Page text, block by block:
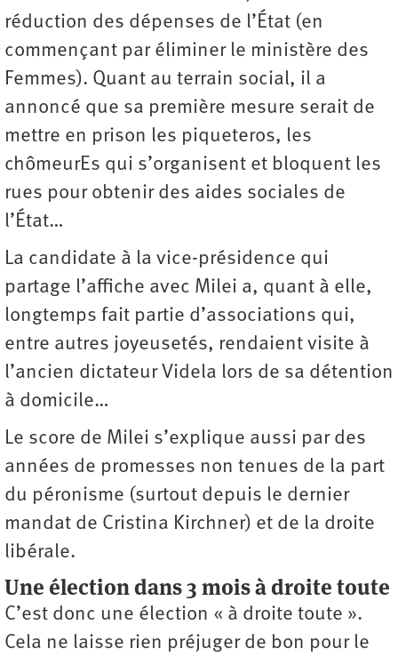
réduction des dépenses de l’État (en
commençant par éliminer le ministère des
Femmes). Quant au terrain social, il a
annoncé que sa première mesure serait de
mettre en prison les piqueteros, les
chômeurEs qui s’organisent et bloquent les
rues pour obtenir des aides sociales de
l’État…
La candidate à la vice-présidence qui
partage l’affiche avec Milei a, quant à elle,
longtemps fait partie d’associations qui,
entre autres joyeusetés, rendaient visite à
l’ancien dictateur Videla lors de sa détention
à domicile…
Le score de Milei s’explique aussi par des
années de promesses non tenues de la part
du péronisme (surtout depuis le dernier
mandat de Cristina Kirchner) et de la droite
libérale.
Une élection dans 3 mois à droite toute
C’est donc une élection « à droite toute ».
Cela ne laisse rien préjuger de bon pour le